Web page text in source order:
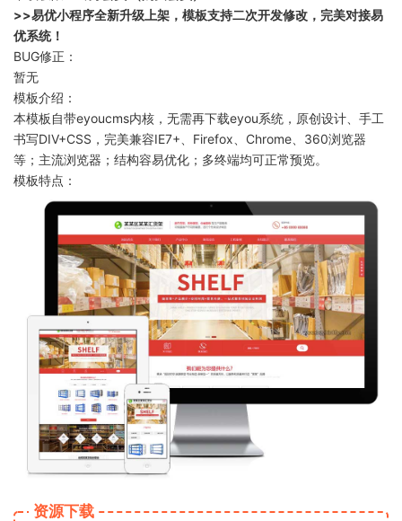
>>易优小程序全新升级上架，模板支持二次开发修改，完美对接易
优系统！
BUG修正：
暂无
模板介绍：
本模板自带eyoucms内核，无需再下载eyou系统，原创设计、手工
书写DIV+CSS，完美兼容IE7+、Firefox、Chrome、360浏览器
等；主流浏览器；结构容易优化；多终端均可正常预览。
模板特点：
资源下载